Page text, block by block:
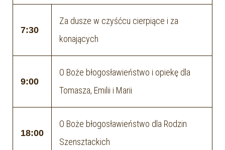
7:30
Za dusze w czyśćcu cierpiące i za
konających
9:00
O Boże błogosławieństwo i opiekę dla
Tomasza, Emilii i Marii
18:00
O Boże błogosławieństwo dla Rodzin
Szensztackich